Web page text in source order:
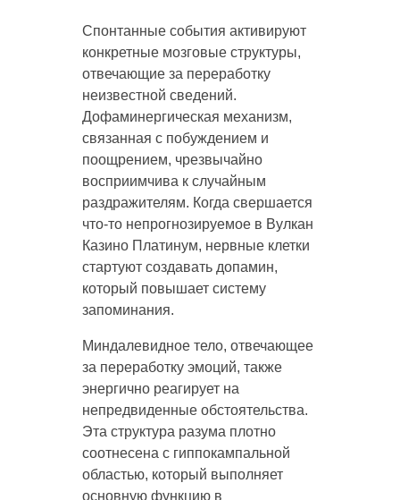
Спонтанные события активируют
конкретные мозговые структуры,
отвечающие за переработку
неизвестной сведений.
Дофаминергическая механизм,
связанная с побуждением и
поощрением, чрезвычайно
восприимчива к случайным
раздражителям. Когда свершается
что-то непрогнозируемое в Вулкан
Казино Платинум, нервные клетки
стартуют создавать допамин,
который повышает систему
запоминания.
Миндалевидное тело, отвечающее
за переработку эмоций, также
энергично реагирует на
непредвиденные обстоятельства.
Эта структура разума плотно
соотнесена с гиппокампальной
областью, который выполняет
основную функцию в